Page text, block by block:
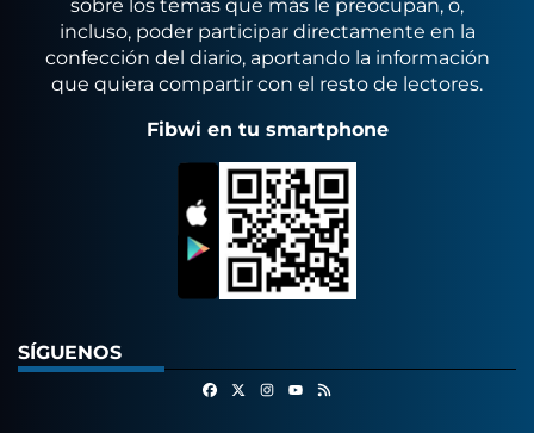
sobre los temas que más le preocupan, o,
incluso, poder participar directamente en la
confección del diario, aportando la información
que quiera compartir con el resto de lectores.
Fibwi en tu smartphone
SÍGUENOS
FacebookInstagram